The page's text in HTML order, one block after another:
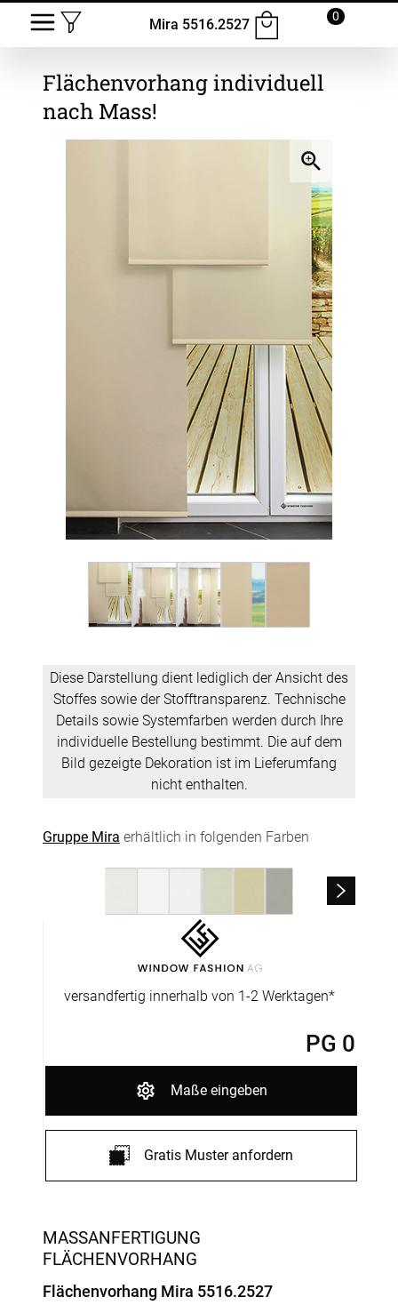
Mira 5516.2527
0
Flächenvorhangindividuell
nach Mass!
Diese Darstellung dient lediglich der Ansicht des
Stoffes sowie der Stofftransparenz. Technische
Details sowie Systemfarben werden durch Ihre
individuelle Bestellung bestimmt. Die auf dem
Bild gezeigte Dekoration ist im Lieferumfang
nicht enthalten.
Gruppe Mira erhältlich in folgenden Farben
MASSANFERTIGUNG
FLÄCHENVORHANG
Flächenvorhang Mira 5516.2527
versandfertig innerhalb von 1-2 Werktagen*
PG 0
Maße eingeben
Gratis Muster anfordern